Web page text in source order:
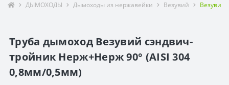
ДЫМОХОДЫ Дымоходы из нержавейки Везувий Везувий-
Труба дымоход Везувий сэндвич-
тройник Нерж+Нерж 90° (AISI 304
0,8мм/0,5мм)